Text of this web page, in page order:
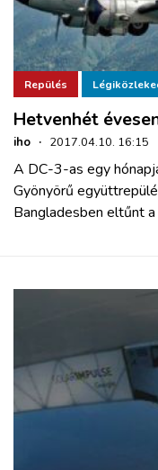
Repülés
Hetvenhét
iho · 2017.04.10. 16:15
A DC-3-as egy
Gyönyörű
Bangladesben eltűnt a